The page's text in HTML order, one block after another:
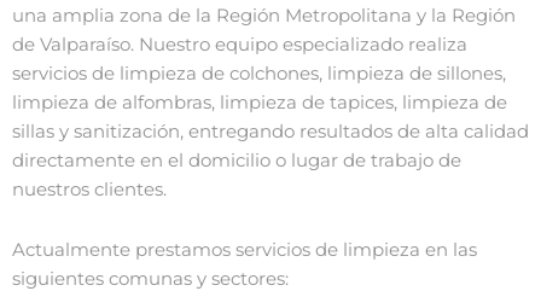
una amplia zona de la Región Metropolitana y la Región
de Valparaíso. Nuestro equipo especializado realiza
servicios de limpieza de colchones, limpieza de sillones,
limpieza de alfombras, limpieza de tapices, limpieza de
sillas y sanitización, entregando resultados de alta calidad
directamente en el domicilio o lugar de trabajo de
nuestros clientes.
Actualmente prestamos servicios de limpieza en las
siguientes comunas y sectores: